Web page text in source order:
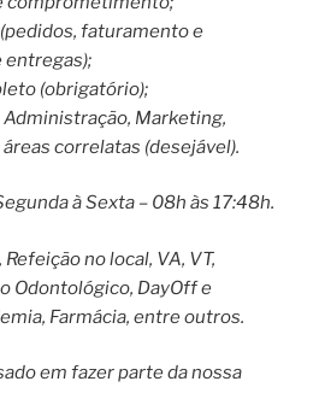
faturamento e
entregas);
(obrigatório);
Marketing,
correlatas (desejável).
à Sexta – 08h às 17:48h.
no local, VA, VT,
Odontológico, DayOff e
Farmácia, entre outros.
em fazer parte da nossa